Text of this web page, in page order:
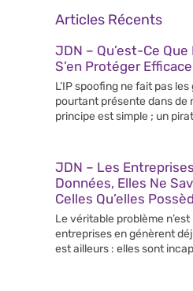
Articles Récents
JDN – Qu’est-Ce
S’en Protéger
L’IP spoofing ne fait pas
pourtant présente dans
principe est simple ; un
JDN – Les
Données, Elles Ne
Celles Qu’elles
Le véritable problème
entreprises en génèrent
est ailleurs : elles sont